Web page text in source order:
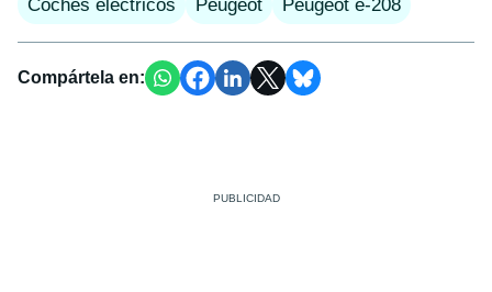
Coches eléctricos Peugeot Peugeot e-208
Compártela en: